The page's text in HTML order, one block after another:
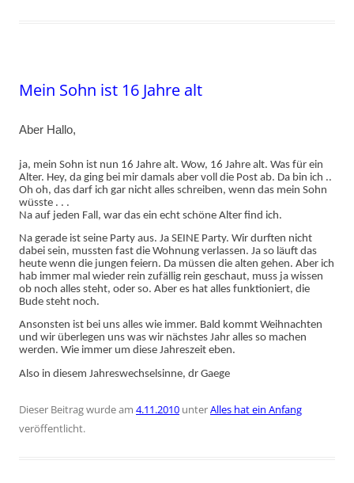
Mein Sohn ist 16 Jahre alt
Aber Hallo,
ja, mein Sohn ist nun 16 Jahre alt. Wow, 16 Jahre alt. Was für ein
Alter. Hey, da ging bei mir damals aber voll die Post ab. Da bin ich ..
Oh oh, das darf ich gar nicht alles schreiben, wenn das mein Sohn
wüsste . . .
Na auf jeden Fall, war das ein echt schöne Alter find ich.
Na gerade ist seine Party aus. Ja SEINE Party. Wir durften nicht
dabei sein, mussten fast die Wohnung verlassen. Ja so läuft das
heute wenn die jungen feiern. Da müssen die alten gehen. Aber ich
hab immer mal wieder rein zufällig rein geschaut, muss ja wissen
ob noch alles steht, oder so. Aber es hat alles funktioniert, die
Bude steht noch.
Ansonsten ist bei uns alles wie immer. Bald kommt Weihnachten
und wir überlegen uns was wir nächstes Jahr alles so machen
werden. Wie immer um diese Jahreszeit eben.
Also in diesem Jahreswechselsinne, dr Gaege
Dieser Beitrag wurde am 4.11.2010 unterAlles hat ein Anfang
veröffentlicht.